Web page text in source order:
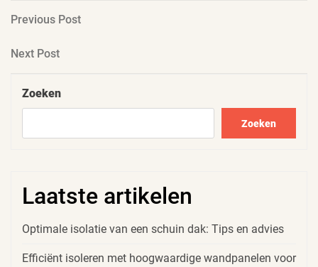
Berichtnavigatie
Previous
Previous Post
Next
Next Post
Zoeken
Zoeken
Laatste artikelen
Optimale isolatie van een schuin dak: Tips en advies
Efficiënt isoleren met hoogwaardige wandpanelen voor